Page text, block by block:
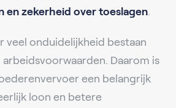
en zekerheid over toeslagen.
veel onduidelijkheid bestaan
arbeidsvoorwaarden. Daarom is
een belangrijk
loon en betere